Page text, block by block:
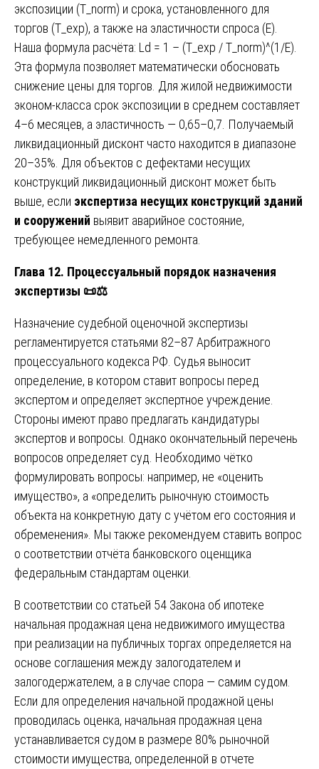
экспозиции (T_norm) и срока, установленного для
торгов (T_exp), а также на эластичности спроса (E).
Наша формула расчёта: Ld = 1 – (T_exp / T_norm)^(1/E).
Эта формула позволяет математически обосновать
снижение цены для торгов. Для жилой недвижимости
эконом-класса срок экспозиции в среднем составляет
4–6 месяцев, а эластичность — 0,65–0,7. Получаемый
ликвидационный дисконт часто находится в диапазоне
20–35%. Для объектов с дефектами несущих
конструкций ликвидационный дисконт может быть
выше, если экспертиза несущих конструкций зданий
и сооружений выявит аварийное состояние,
требующее немедленного ремонта.
Глава 12. Процессуальный порядок назначения
экспертизы 📜⚖️
Назначение судебной оценочной экспертизы
регламентируется статьями 82–87 Арбитражного
процессуального кодекса РФ. Судья выносит
определение, в котором ставит вопросы перед
экспертом и определяет экспертное учреждение.
Стороны имеют право предлагать кандидатуры
экспертов и вопросы. Однако окончательный перечень
вопросов определяет суд. Необходимо чётко
формулировать вопросы: например, не «оценить
имущество», а «определить рыночную стоимость
объекта на конкретную дату с учётом его состояния и
обременения». Мы также рекомендуем ставить вопрос
о соответствии отчёта банковского оценщика
федеральным стандартам оценки.
В соответствии со статьей 54 Закона об ипотеке
начальная продажная цена недвижимого имущества
при реализации на публичных торгах определяется на
основе соглашения между залогодателем и
залогодержателем, а в случае спора — самим судом.
Если для определения начальной продажной цены
проводилась оценка, начальная продажная цена
устанавливается судом в размере 80% рыночной
стоимости имущества, определенной в отчете